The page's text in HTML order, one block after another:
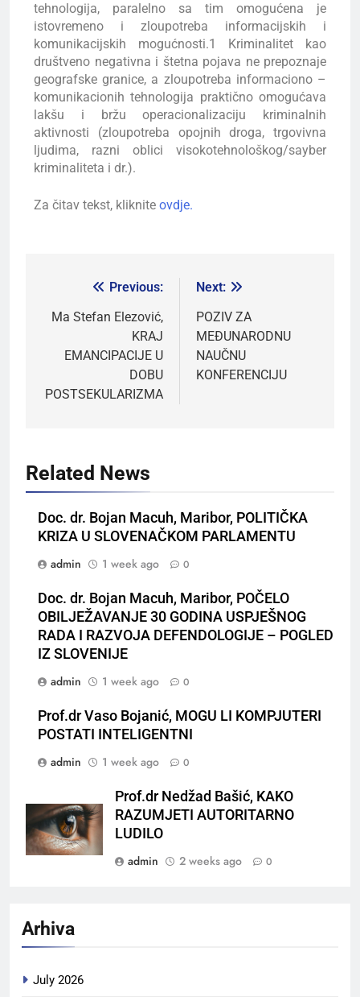
tehnologija, paralelno sa tim omogućena je
istovremeno i zloupotreba informacijskih i
komunikacijskih mogućnosti.1 Kriminalitet kao
društveno negativna i štetna pojava ne prepoznaje
geografske granice, a zloupotreba informaciono –
komunikacionih tehnologija praktično omogućava
lakšu i bržu operacionalizaciju kriminalnih
aktivnosti (zloupotreba opojnih droga, trgovivna
ljudima, razni oblici visokotehnološkog/sayber
kriminaliteta i dr.).
Za čitav tekst, kliknite ovdje.
Previous:
Ma Stefan Elezović,
KRAJ
EMANCIPACIJE U
DOBU
POSTSEKULARIZMA
Next:
POZIV ZA
MEĐUNARODNU
NAUČNU
KONFERENCIJU
Related News
Doc. dr. Bojan Macuh, Maribor, POLITIČKA
KRIZA U SLOVENAČKOM PARLAMENTU
admin
1 week ago 0
Doc. dr. Bojan Macuh, Maribor, POČELO
OBILJEŽAVANJE 30 GODINA USPJEŠNOG
RADA I RAZVOJA DEFENDOLOGIJE – POGLED
IZ SLOVENIJE
admin
1 week ago 0
Prof.dr Vaso Bojanić, MOGU LI KOMPJUTERI
POSTATI INTELIGENTNI
admin
1 week ago 0
Prof.dr Nedžad Bašić, KAKO
RAZUMJETI AUTORITARNO
LUDILO
admin
2 weeks ago 0
Arhiva
July 2026